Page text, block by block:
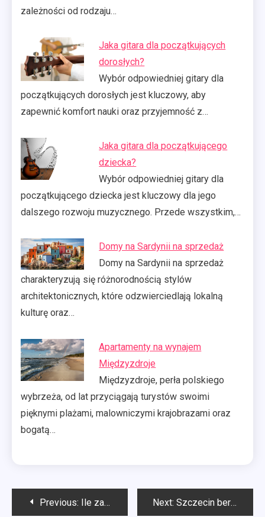
zależności od rodzaju…
Jaka gitara dla początkujących
dorosłych?
Wybór odpowiedniej gitary dla
początkujących dorosłych jest kluczowy, aby
zapewnić komfort nauki oraz przyjemność z…
Jaka gitara dla początkującego
dziecka?
Wybór odpowiedniej gitary dla
początkującego dziecka jest kluczowy dla jego
dalszego rozwoju muzycznego. Przede wszystkim,…
Domy na Sardynii na sprzedaż
Domy na Sardynii na sprzedaż
charakteryzują się różnorodnością stylów
architektonicznych, które odzwierciedlają lokalną
kulturę oraz…
Apartamenty na wynajem
Międzyzdroje
Międzyzdroje, perła polskiego
wybrzeża, od lat przyciągają turystów swoimi
pięknymi plażami, malowniczymi krajobrazami oraz
bogatą…
Nawigacja
Previous: Ile zarabia podolog Next: Szczecin berlin lotnisko